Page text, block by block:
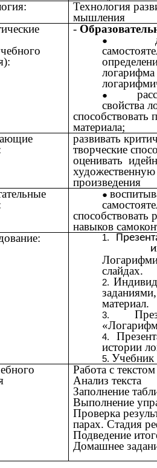
Технология
мышления
-
свойства
материала;
развивать
творческие
оценивать
произведения
способствовать
навыков
их
слайдах.
материал.
истории
Учебник
Работа с текстом
Анализ текста
Заполнение
Выполнение
Проверка
парах. Стадия
Подведение
Домашнее